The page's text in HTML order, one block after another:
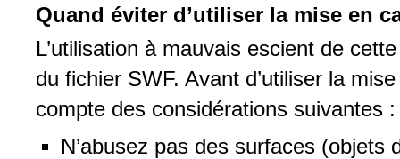
Quand éviter d’utiliser la mise en
L’utilisation à mauvais escient de
du fichier SWF. Avant d’utiliser la
compte des considérations suivantes :
N’abusez pas des surfaces (objets